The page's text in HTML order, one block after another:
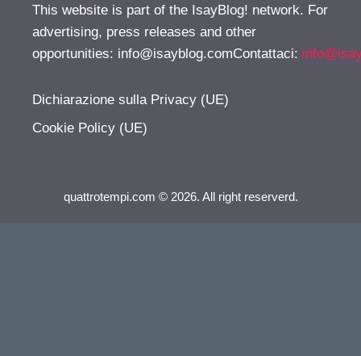
This website is part of the IsayBlog! network. For
advertising, press releases and other
opportunities: info@isayblog.comContattaci:
Dichiarazione sulla Privacy (UE)
Cookie Policy (UE)
quattrotempi.com © 2026. All right reserverd.